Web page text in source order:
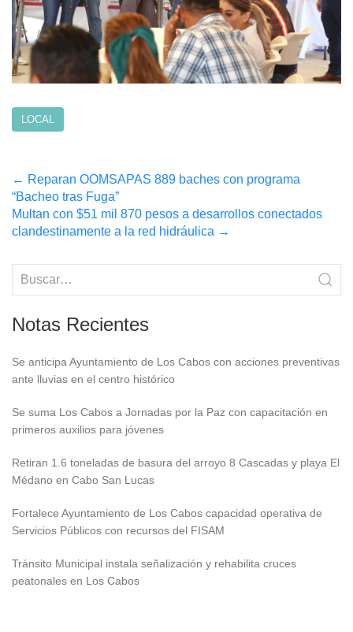
LOCAL
Post
navigation
← Reparan OOMSAPAS 889 baches con programa
“Bacheo tras Fuga”
Multan con $51 mil 870 pesos a desarrollos conectados
clandestinamente a la red hidráulica →
Notas Recientes
Se anticipa Ayuntamiento de Los Cabos con acciones preventivas
ante lluvias en el centro histórico
Se suma Los Cabos a Jornadas por la Paz con capacitación en
primeros auxilios para jóvenes
Retiran 1.6 toneladas de basura del arroyo 8 Cascadas y playa El
Médano en Cabo San Lucas
Fortalece Ayuntamiento de Los Cabos capacidad operativa de
Servicios Públicos con recursos del FISAM
Tránsito Municipal instala señalización y rehabilita cruces
peatonales en Los Cabos